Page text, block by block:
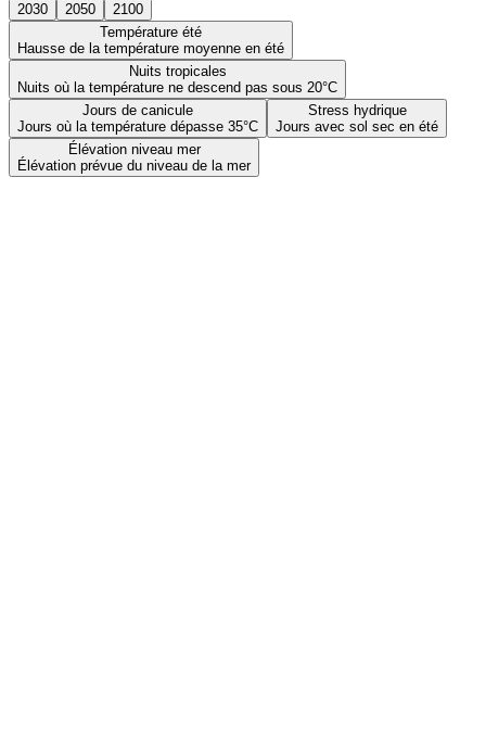
2030 2050
2100
Température été
Hausse de la température moyenne en été
Nuits tropicales
Nuits où la température ne descend pas sous 20°C
Jours de canicule
Jours où la température dépasse 35°C
Stress hydrique
Jours avec sol sec en été
Élévation niveau mer
Élévation prévue du niveau de la mer